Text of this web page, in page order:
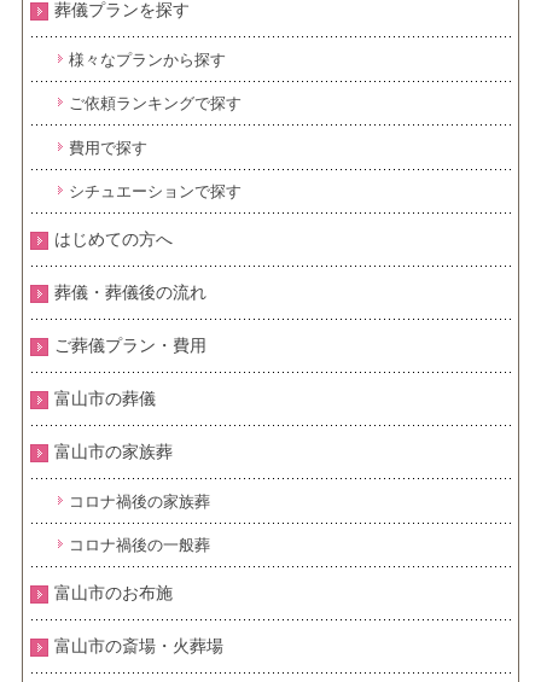
葬儀プランを探す
様々なプランから探す
ご依頼ランキングで探す
費用で探す
シチュエーションで探す
はじめての方へ
葬儀・葬儀後の流れ
ご葬儀プラン・費用
富山市の葬儀
富山市の家族葬
コロナ禍後の家族葬
コロナ禍後の一般葬
富山市のお布施
富山市の斎場・火葬場